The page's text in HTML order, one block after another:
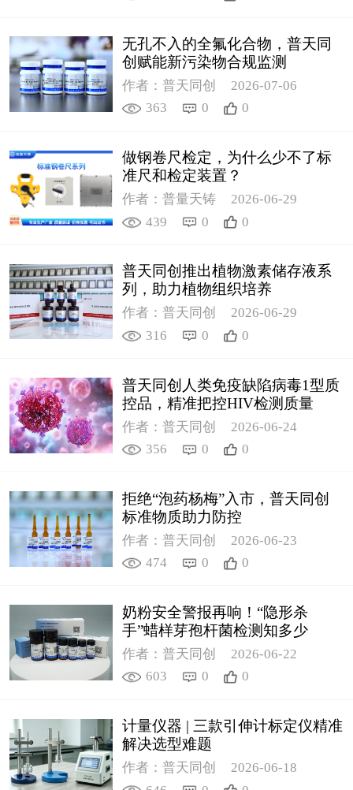
无孔不入的全氟化合物，普天同
创赋能新污染物合规监测
作者：普天同创
2026-07-06
363
0 0
做钢卷尺检定，为什么少不了标
准尺和检定装置？
作者：普量天铸
2026-06-29
439
0 0
普天同创推出植物激素储存液系
列，助力植物组织培养
作者：普天同创
2026-06-29
316
0 0
普天同创人类免疫缺陷病毒1型质
控品，精准把控HIV检测质量
作者：普天同创
2026-06-24
356
0 0
拒绝“泡药杨梅”入市，普天同创
标准物质助力防控
作者：普天同创
2026-06-23
474
0 0
奶粉安全警报再响！“隐形杀
手”蜡样芽孢杆菌检测知多少
作者：普天同创
2026-06-22
603
0 0
计量仪器 | 三款引伸计标定仪精准
解决选型难题
作者：普天同创
2026-06-18